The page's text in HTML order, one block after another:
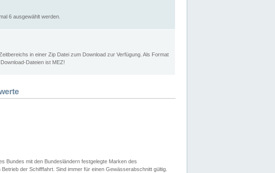
6 ausgewählt werden.
in einer Zip Datei zum Download zur Verfügung. Als Format
Dateien ist MEZ!
Bundes mit den Bundesländern festgelegte Marken des
der Schifffahrt. Sind immer für einen Gewässerabschnitt gültig.